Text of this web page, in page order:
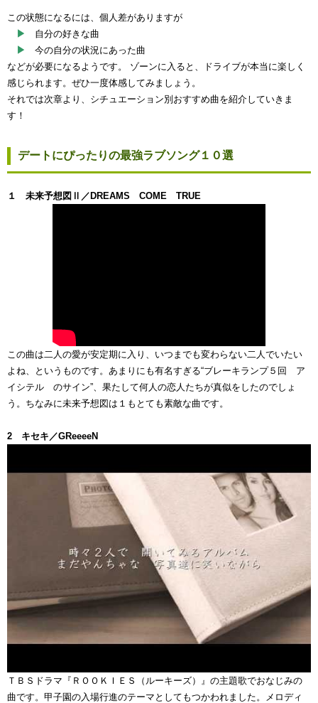
この状態になるには、個人差がありますが
▶
自分の好きな曲
▶
今の自分の状況にあった曲
などが必要になるようです。 ゾーンに入ると、ドライブが本当に楽しく
感じられます。ぜひ一度体感してみましょう。
それでは次章より、 シチュエーション別おすすめ曲を紹介していきま
す！
デートにぴったりの最強ラブソング１０選
１ 未来予想図Ⅱ／DREAMS COME TRUE
この曲は二人の愛が安定期に入り、いつまでも変わらない二人でいたい
よね、というものです。あまりにも有名すぎる“ブレーキランプ５回 ア
イシテル のサイン”、果たして何人の恋人たちが真似をしたのでしょ
う。ちなみに未来予想図は１もとても素敵な曲です。
2 キセキ／GReeeeN
ＴＢＳドラマ『ＲＯＯＫＩＥＳ（ルーキーズ）』の主題歌でおなじみの
曲です。甲子園の入場行進のテーマとしてもつかわれました。メロディ